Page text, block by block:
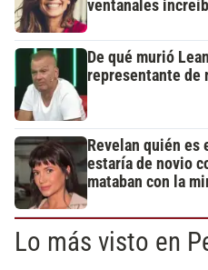
ventanales
De qué murió
representante de
Revelan quién es
estaría de novio
mataban con la
Lo más visto en